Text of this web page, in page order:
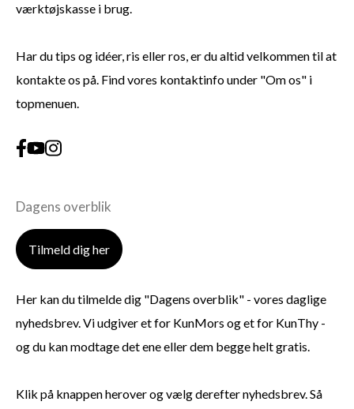
værktøjskasse i brug.
Har du tips og idéer, ris eller ros, er du altid velkommen til at
kontakte os på. Find vores kontaktinfo under "Om os" i
topmenuen.
Dagens overblik
Tilmeld dig her
Her kan du tilmelde dig "Dagens overblik" - vores daglige
nyhedsbrev. Vi udgiver et for KunMors og et for KunThy -
og du kan modtage det ene eller dem begge helt gratis.
Klik på knappen herover og vælg derefter nyhedsbrev. Så